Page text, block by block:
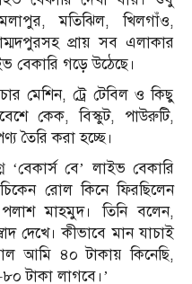
মতিঝিল, খিলগাঁও,
প্রায় সব এলাকার
বেকারি গড়ে উঠেছে।
মেশিন, ট্রে টেবিল ও কিছু
কেক, বিস্কুট, পাউরুটি,
তৈরি করা হচ্ছে।
‘বেকার্স বে’ লাইভ বেকারি
রোল কিনে ফিরছিলেন
পলাশ মাহমুদ। তিনি বলেন,
দেখে। কীভাবে মান যাচাই
আমি ৪০ টাকায় কিনেছি,
টাকা লাগবে।’